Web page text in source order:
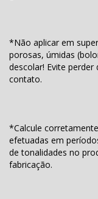
*Não aplicar em
porosas, úmidas
descolar! Evite
contato.
*Calcule
efetuadas em
de tonalidades no
fabricação.